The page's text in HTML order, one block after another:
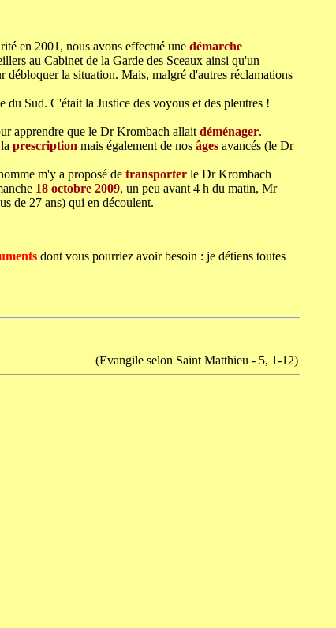
en 2001, nous avons effectué une démarche
au Cabinet de la Garde des Sceaux ainsi qu'un
débloquer la situation. Mais, malgré d'autres réclamations
Sud. C'était la Justice des voyous et des pleutres !
apprendre que le Dr Krombach allait déménager.
prescription mais également de nos âges avancés (le Dr
m'y a proposé de transporter le Dr Krombach
18 octobre 2009, un peu avant 4 h du matin, Mr
de 27 ans) qui en découlent.
dont vous pourriez avoir besoin : je détiens toutes
(Evangile selon Saint Matthieu - 5, 1-12)